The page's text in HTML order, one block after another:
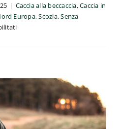
| Caccia alla beccaccia,Caccia in
Europa,Scozia,Senza
su
Nobile
Cacciatore
Terre
di
5 Caccia a Palla Caccia agli
Caccia al Cervo Caccia al
Nord Europa
Notizie e
Ricette Riserve
categoria Storia della Caccia
America